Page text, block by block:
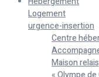
Logement
urgence-insertion
Centre
Maison relais